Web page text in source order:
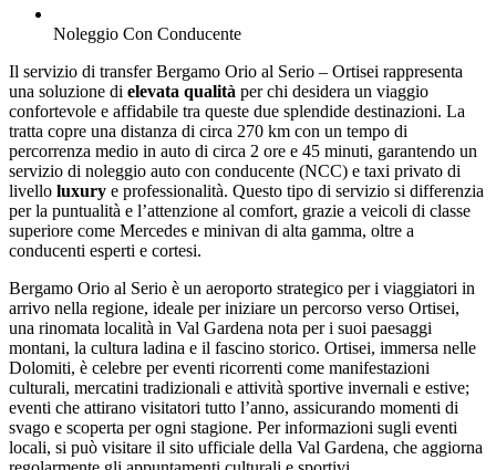
Noleggio Con Conducente
Il servizio di transfer Bergamo Orio al Serio – Ortisei rappresenta
una soluzione di elevata qualità per chi desidera un viaggio
confortevole e affidabile tra queste due splendide destinazioni. La
tratta copre una distanza di circa 270 km con un tempo di
percorrenza medio in auto di circa 2 ore e 45 minuti, garantendo un
servizio di noleggio auto con conducente (NCC) e taxi privato di
livello luxury e professionalità. Questo tipo di servizio si differenzia
per la puntualità e l’attenzione al comfort, grazie a veicoli di classe
superiore come Mercedes e minivan di alta gamma, oltre a
conducenti esperti e cortesi.
Bergamo Orio al Serio è un aeroporto strategico per i viaggiatori in
arrivo nella regione, ideale per iniziare un percorso verso Ortisei,
una rinomata località in Val Gardena nota per i suoi paesaggi
montani, la cultura ladina e il fascino storico. Ortisei, immersa nelle
Dolomiti, è celebre per eventi ricorrenti come manifestazioni
culturali, mercatini tradizionali e attività sportive invernali e estive;
eventi che attirano visitatori tutto l’anno, assicurando momenti di
svago e scoperta per ogni stagione. Per informazioni sugli eventi
locali, si può visitare il sito ufficiale della Val Gardena, che aggiorna